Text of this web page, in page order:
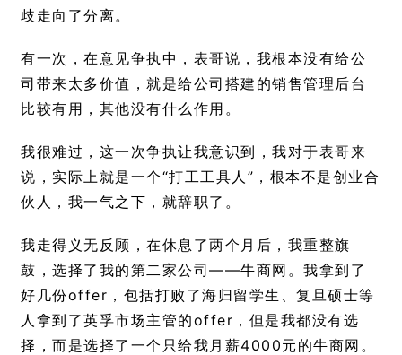
歧走向了分离。
有一次，在意见争执中，表哥说，我根本没有给公
司带来太多价值，就是给公司搭建的销售管理后台
比较有用，其他没有什么作用。
我很难过，这一次争执让我意识到，我对于表哥来
说，实际上就是一个“打工工具人”，根本不是创业合
伙人，我一气之下，就辞职了。
我走得义无反顾，在休息了两个月后，我重整旗
鼓，选择了我的第二家公司——牛商网。我拿到了
好几份offer，包括打败了海归留学生、复旦硕士等
人拿到了英孚市场主管的offer，但是我都没有选
择，而是选择了一个只给我月薪4000元的牛商网。